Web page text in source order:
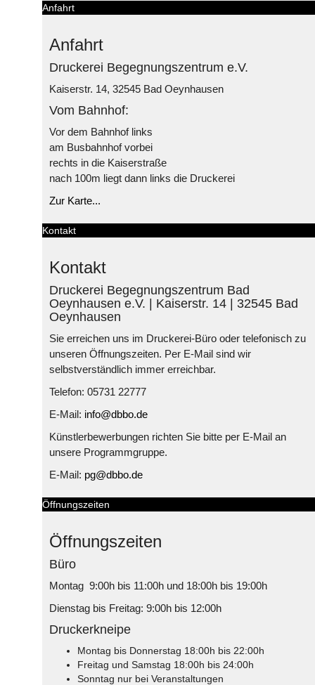
Anfahrt
Anfahrt
Druckerei Begegnungszentrum e.V.
Kaiserstr. 14, 32545 Bad Oeynhausen
Vom Bahnhof:
Vor dem Bahnhof links
am Busbahnhof vorbei
rechts in die Kaiserstraße
nach 100m liegt dann links die Druckerei
Zur Karte...
Kontakt
Kontakt
Druckerei Begegnungszentrum Bad
Oeynhausen e.V. | Kaiserstr. 14 | 32545 Bad
Oeynhausen
Sie erreichen uns im Druckerei-Büro oder telefonisch zu
unseren Öffnungszeiten. Per E-Mail sind wir
selbstverständlich immer erreichbar.
Telefon: 05731 22777
E-Mail: info@dbbo.de
Künstlerbewerbungen richten Sie bitte per E-Mail an
unsere Programmgruppe.
E-Mail: pg@dbbo.de
Öffnungszeiten
Öffnungszeiten
Büro
Montag 9:00h bis 11:00h und 18:00h bis 19:00h
Dienstag bis Freitag: 9:00h bis 12:00h
Druckerkneipe
Montag bis Donnerstag 18:00h bis 22:00h
Freitag und Samstag 18:00h bis 24:00h
Sonntag nur bei Veranstaltungen